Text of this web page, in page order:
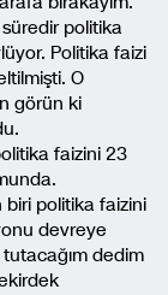
politika
Politika faizi
O
görün ki
faizini 23
biri politika faizini
devreye
dedim